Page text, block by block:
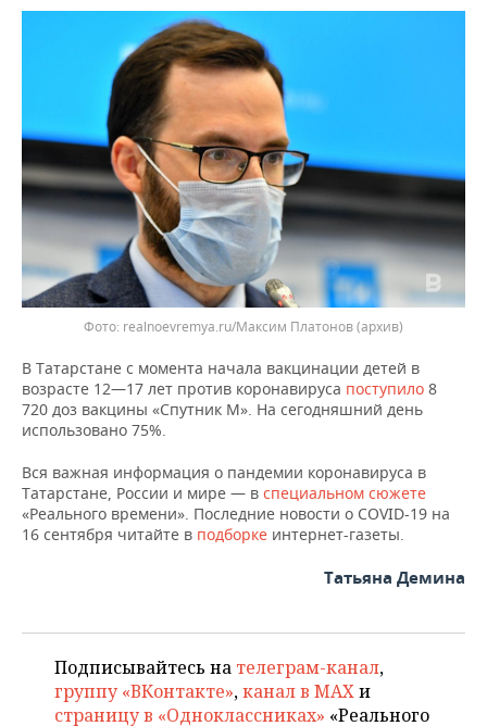
Фото: realnoevremya.ru/Максим Платонов (архив)
В Татарстане с момента начала вакцинации детей в
возрасте 12—17 лет против коронавируса поступило 8
720 доз вакцины «Спутник М». На сегодняшний день
использовано 75%.
Вся важная информация о пандемии коронавируса в
Татарстане, России и мире — в специальном сюжете
«Реального времени». Последние новости о COVID-19 на
16 сентября читайте в подборке интернет-газеты.
Татьяна Демина
Подписывайтесь на телеграм-канал,
группу «ВКонтакте»,канал в MAXи
страницу в «Одноклассниках» «Реального